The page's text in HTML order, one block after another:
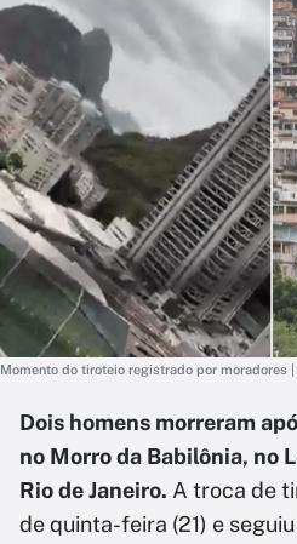
Momento do tiroteio registrado por moradores
Dois homens morreram
no Morro da Babilônia, no
Rio de Janeiro. A troca de
de quinta-feira (21) e